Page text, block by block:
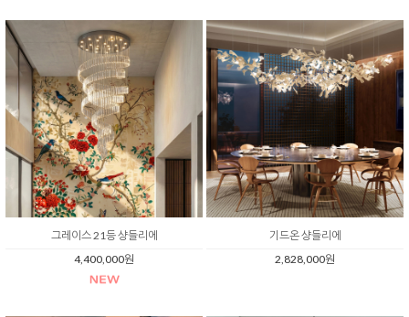
그레이스 21등 샹들리에
4,400,000원
기드온 샹들리에
2,828,000원